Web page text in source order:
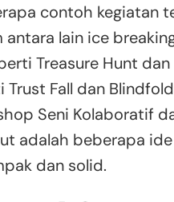
contoh kegiatan
lain ice
Treasure Hunt dan
Fall dan
Seni Kolaboratif
adalah beberapa
dan solid.